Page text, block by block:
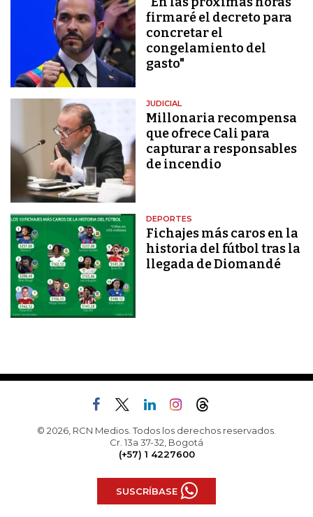
firmaré el decreto para
concretar el
congelamiento del
gasto"
JUDICIAL
Millonaria recompensa
que ofrece Cali para
capturar a responsables
de incendio
DEPORTES
Fichajes más caros en la
historia del fútbol tras la
llegada de Diomandé
© 2026, RCN Medios. Todos los derechos reservados.
Cr. 13a 37-32, Bogotá
(+57) 1 4227600
SUSCRÍBASE